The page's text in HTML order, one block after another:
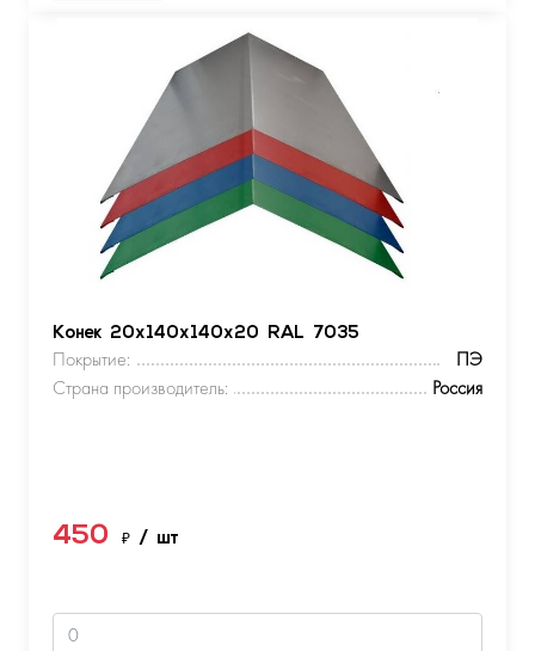
Конек 20х140х140х20 RAL 7035
Покрытие:
ПЭ
Страна производитель:
Россия
450 ₽ / шт